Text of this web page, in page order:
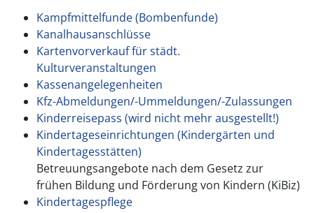
Kampfmittelfunde (Bombenfunde)
Kanalhausanschlüsse
Kartenvorverkauf für städt.
Kulturveranstaltungen
Kassenangelegenheiten
Kfz-Abmeldungen/-Ummeldungen/-Zulassungen
Kinderreisepass (wird nicht mehr ausgestellt!)
Kindertageseinrichtungen (Kindergärten und
Kindertagesstätten)
Betreuungsangebote nach dem Gesetz zur
frühen Bildung und Förderung von Kindern (KiBiz)
Kindertagespflege